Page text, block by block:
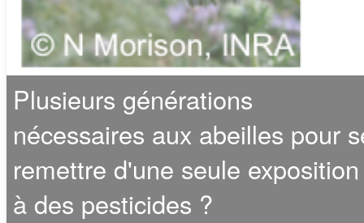
Plusieurs générations
nécessaires aux abeilles pour
remettre d'une seule exposition
à des pesticides ?